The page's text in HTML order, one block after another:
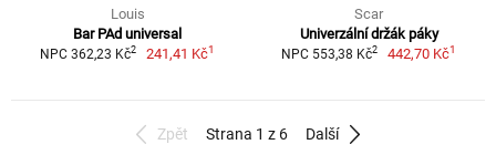
Louis
Bar PAd universal
NPC 362,23 Kč2 241,41 Kč1
Scar
Univerzální držák páky
NPC 553,38 Kč2 442,70 Kč1
Zpět Strana 1 z 6 Další